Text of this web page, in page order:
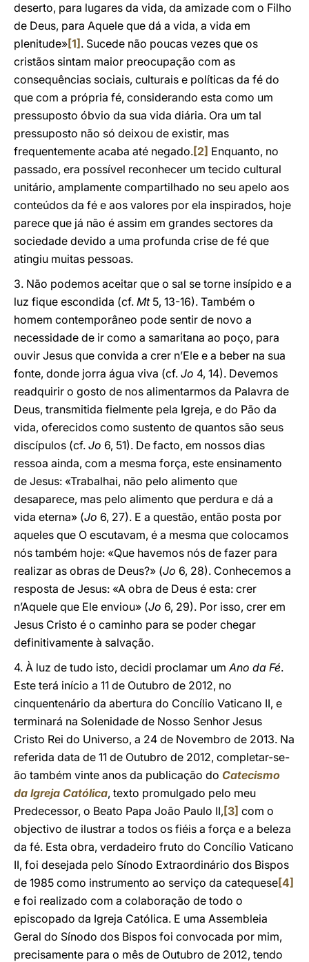
deserto, para lugares da vida, da amizade com o Filho
de Deus, para Aquele que dá a vida, a vida em
plenitude»[1] . Sucede não poucas vezes que os
cristãos sintam maior preocupação com as
consequências sociais, culturais e políticas da fé do
que com a própria fé, considerando esta como um
pressuposto óbvio da sua vida diária. Ora um tal
pressuposto não só deixou de existir, mas
frequentemente acaba até negado.[2] Enquanto, no
passado, era possível reconhecer um tecido cultural
unitário, amplamente compartilhado no seu apelo aos
conteúdos da fé e aos valores por ela inspirados, hoje
parece que já não é assim em grandes sectores da
sociedade devido a uma profunda crise de fé que
atingiu muitas pessoas.
3. Não podemos aceitar que o sal se torne insípido e a
luz fique escondida (cf. Mt5, 13-16). Também o
homem contemporâneo pode sentir de novo a
necessidade de ir como a samaritana ao poço, para
ouvir Jesus que convida a crer n’Ele e a beber na sua
fonte, donde jorra água viva (cf. Jo 4, 14). Devemos
readquirir o gosto de nos alimentarmos da Palavra de
Deus, transmitida fielmente pela Igreja, e do Pão da
vida, oferecidos como sustento de quantos são seus
discípulos (cf. Jo 6, 51). De facto, em nossos dias
ressoa ainda, com a mesma força, este ensinamento
de Jesus: «Trabalhai, não pelo alimento que
desaparece, mas pelo alimento que perdura e dá a
vida eterna» (Jo 6, 27). E a questão, então posta por
aqueles que O escutavam, é a mesma que colocamos
nós também hoje: «Que havemos nós de fazer para
realizar as obras de Deus?» (Jo 6, 28). Conhecemos a
resposta de Jesus: «A obra de Deus é esta: crer
n’Aquele que Ele enviou» (Jo 6, 29). Por isso, crer em
Jesus Cristo é o caminho para se poder chegar
definitivamente à salvação.
4. À luz de tudo isto, decidi proclamar umAno da Fé.
Este terá início a 11 de Outubro de 2012, no
cinquentenário da abertura do Concílio Vaticano II, e
terminará na Solenidade de Nosso Senhor Jesus
Cristo Rei do Universo, a 24 de Novembro de 2013. Na
referida data de 11 de Outubro de 2012, completar-se-
ão também vinte anos da publicação do Catecismo
da Igreja Católica, texto promulgado pelo meu
Predecessor, o Beato Papa João Paulo II, [3] com o
objectivo de ilustrar a todos os fiéis a força e a beleza
da fé. Esta obra, verdadeiro fruto do Concílio Vaticano
II, foi desejada pelo Sínodo Extraordinário dos Bispos
de 1985 como instrumento ao serviço da catequese[4]
e foi realizado com a colaboração de todo o
episcopado da Igreja Católica. E uma Assembleia
Geral do Sínodo dos Bispos foi convocada por mim,
precisamente para o mês de Outubro de 2012, tendo